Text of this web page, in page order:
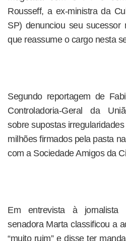
Rousseff, a ex-ministra da
SP) denunciou seu sucessor
que reassume o cargo nesta
Segundo reportagem de
Controladoria-Geral da
sobre supostas
milhões firmados pela pasta
com a Sociedade Amigos da
Em entrevista à jornalista
senadora Marta classificou a
“muito ruim” e disse ter